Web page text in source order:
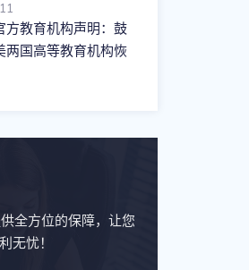
方教育机构声明：鼓
两国高等教育机构恢
全方位的保障，让您
无忧！